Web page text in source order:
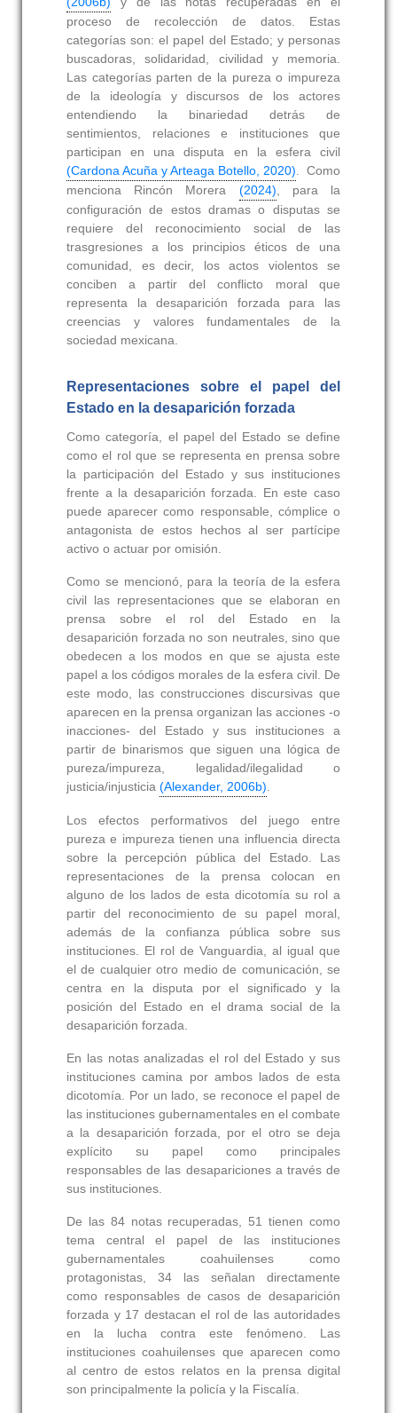
proceso de recolección de datos. Estas
categorías son: el papel del Estado; y personas
buscadoras, solidaridad, civilidad y memoria.
Las categorías parten de la pureza o impureza
de la ideología y discursos de los actores
entendiendo la binariedad detrás de
sentimientos, relaciones e instituciones que
participan en una disputa en la esfera civil
(Cardona Acuña y Arteaga Botello, 2020) . Como
menciona Rincón Morera (2024) , para la
configuración de estos dramas o disputas se
requiere del reconocimiento social de las
trasgresiones a los principios éticos de una
comunidad, es decir, los actos violentos se
conciben a partir del conflicto moral que
representa la desaparición forzada para las
creencias y valores fundamentales de la
sociedad mexicana.
Representaciones sobre el papel del
Estado en la desaparición forzada
Como categoría, el papel del Estado se define
como el rol que se representa en prensa sobre
la participación del Estado y sus instituciones
frente a la desaparición forzada. En este caso
puede aparecer como responsable, cómplice o
antagonista de estos hechos al ser partícipe
activo o actuar por omisión.
Como se mencionó, para la teoría de la esfera
civil las representaciones que se elaboran en
prensa sobre el rol del Estado en la
desaparición forzada no son neutrales, sino que
obedecen a los modos en que se ajusta este
papel a los códigos morales de la esfera civil. De
este modo, las construcciones discursivas que
aparecen en la prensa organizan las acciones -o
inacciones- del Estado y sus instituciones a
partir de binarismos que siguen una lógica de
pureza/impureza, legalidad/ilegalidad o
justicia/injusticia (Alexander, 2006b)
Los efectos performativos del juego entre
pureza e impureza tienen una influencia directa
sobre la percepción pública del Estado. Las
representaciones de la prensa colocan en
alguno de los lados de esta dicotomía su rol a
partir del reconocimiento de su papel moral,
además de la confianza pública sobre sus
instituciones. El rol de Vanguardia, al igual que
el de cualquier otro medio de comunicación, se
centra en la disputa por el significado y la
posición del Estado en el drama social de la
desaparición forzada.
En las notas analizadas el rol del Estado y sus
instituciones camina por ambos lados de esta
dicotomía. Por un lado, se reconoce el papel de
las instituciones gubernamentales en el combate
a la desaparición forzada, por el otro se deja
explícito su papel como principales
responsables de las desapariciones a través de
sus instituciones.
De las 84 notas recuperadas, 51 tienen como
tema central el papel de las instituciones
gubernamentales coahuilenses como
protagonistas, 34 las señalan directamente
como responsables de casos de desaparición
forzada y 17 destacan el rol de las autoridades
en la lucha contra este fenómeno. Las
instituciones coahuilenses que aparecen como
al centro de estos relatos en la prensa digital
son principalmente la policía y la Fiscalía.